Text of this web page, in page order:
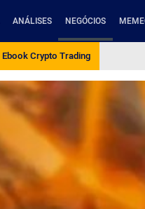
ANÁLISES NEGÓCIOS
Ebook Crypto Trading